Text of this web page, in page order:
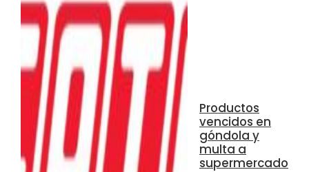
Productos
vencidos en
góndola y
multa a
supermercado